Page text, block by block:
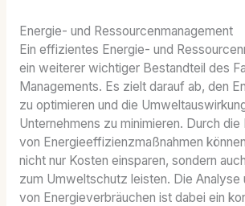
Energie- und Ressourcenmanagement
Ein effizientes Energie- und
ein weiterer wichtiger Bestandteil des
Managements. Es zielt darauf ab, den
zu optimieren und die
Unternehmens zu minimieren. Durch die
von Energieeffizienzmaßnahmen
nicht nur Kosten einsparen, sondern
zum Umweltschutz leisten. Die Analyse
von Energieverbräuchen ist dabei ein